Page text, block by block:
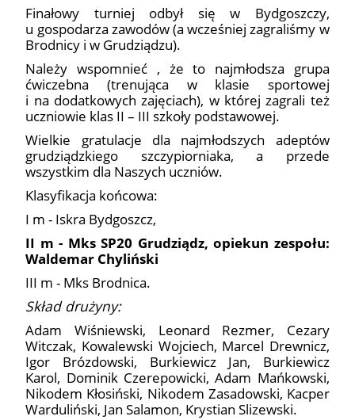
Finałowy turniej odbył się w Bydgoszczy,
u gospodarza zawodów (a wcześniej zagraliśmy w
Brodnicy i w Grudziądzu).
Należy wspomnieć , że to najmłodsza grupa
ćwiczebna (trenująca w klasie sportowej
i na dodatkowych zajęciach), w której zagrali też
uczniowie klas II – III szkoły podstawowej.
Wielkie gratulacje dla najmłodszych adeptów
grudziądzkiego szczypiorniaka, a przede
wszystkim dla Naszych uczniów.
Klasyfikacja końcowa:
I m - Iskra Bydgoszcz,
II m - Mks SP20 Grudziądz, opiekun zespołu:
Waldemar Chyliński
III m - Mks Brodnica.
Skład drużyny:
Adam Wiśniewski, Leonard Rezmer, Cezary
Witczak, Kowalewski Wojciech, Marcel Drewnicz,
Igor Brózdowski, Burkiewicz Jan, Burkiewicz
Karol, Dominik Czerepowicki, Adam Mańkowski,
Nikodem Kłosiński, Nikodem Zasadowski, Kacper
Warduliński, Jan Salamon, Krystian Slizewski.